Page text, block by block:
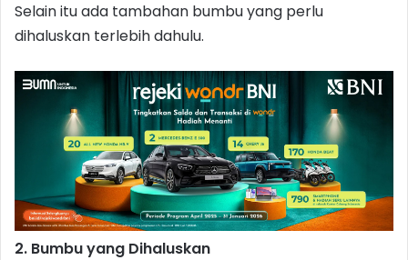
Selain itu ada tambahan bumbu yang perlu
dihaluskan terlebih dahulu.
2. Bumbu yang Dihaluskan